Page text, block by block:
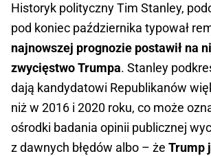
Historyk polityczny Tim Stanley,
pod koniec października typował
najnowszej prognozie postawił na
zwycięstwo Trumpa. Stanley
dają kandydatowi Republikanów
niż w 2016 i 2020 roku, co może
ośrodki badania opinii publicznej
z dawnych błędów albo – że Trump